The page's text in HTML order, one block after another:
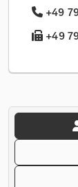
+49
+49